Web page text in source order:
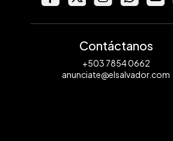
Contáctanos
+503 7854 0662
anunciate@elsalvador.com